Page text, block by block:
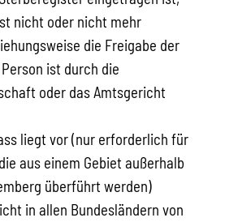
nicht oder nicht mehr
die Freigabe der
ist durch die
oder das Amtsgericht
liegt vor (nur erforderlich für
aus einem Gebiet außerhalb
überführt werden)
in allen Bundesländern von